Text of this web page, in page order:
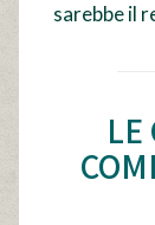
sarebbe il
LE